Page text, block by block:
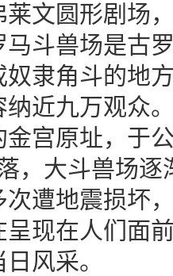
文圆形剧场
斗兽场是古
奴隶角斗的地
近九万观众
宫原址，于
，大斗兽场
遭地震损坏
现在人们面
风采。